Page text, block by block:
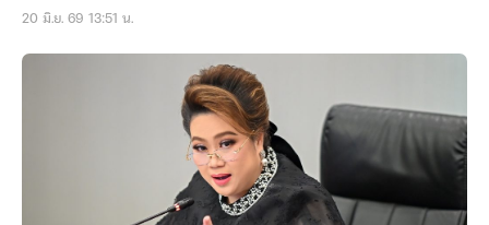
20 มิ.ย. 69 13:51 น.